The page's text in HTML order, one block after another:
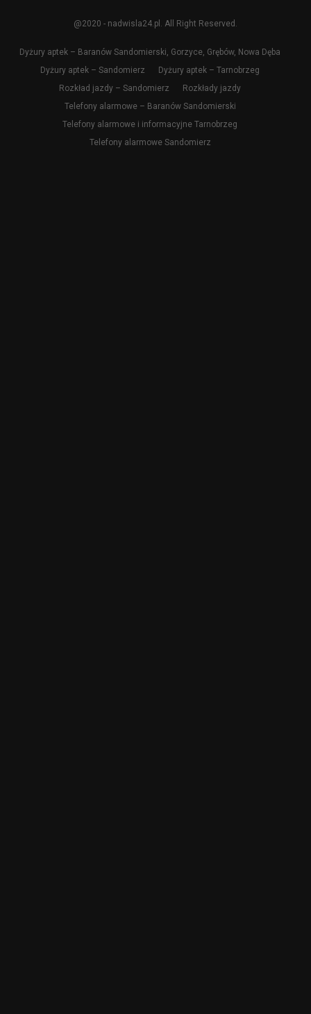
@2020 - nadwisla24.pl. All Right Reserved.
Dyżury aptek – Baranów Sandomierski, Gorzyce, Grębów, Nowa Dęba
Dyżury aptek – Sandomierz
Dyżury aptek – Tarnobrzeg
Rozkład jazdy – Sandomierz
Rozkłady jazdy
Telefony alarmowe – Baranów Sandomierski
Telefony alarmowe i informacyjne Tarnobrzeg
Telefony alarmowe Sandomierz